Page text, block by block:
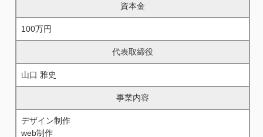
資本金
100万円
代表取締役
山口 雅史
事業内容
デザイン制作
web制作